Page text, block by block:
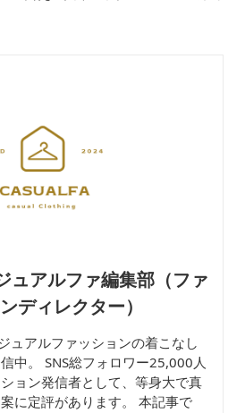
ュアルファ編集部（ファ
ディレクター）
ュアルファッションの着こなし
中。 SNS総フォロワー25,000人
ョン発信者として、等身大で真
に定評があります。 本記事で